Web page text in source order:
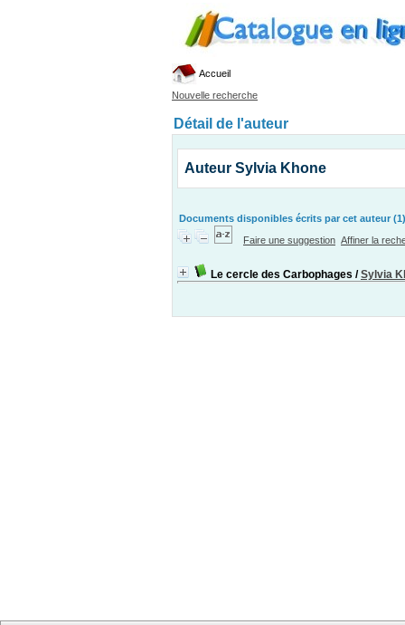
Accueil
Nouvelle recherche
Détail de l'auteur
Auteur Sylvia Khone
Documents disponibles écrits par cet auteur (1)
Faire une suggestion Affiner la
Le cercle des Carbophages /Sylvia